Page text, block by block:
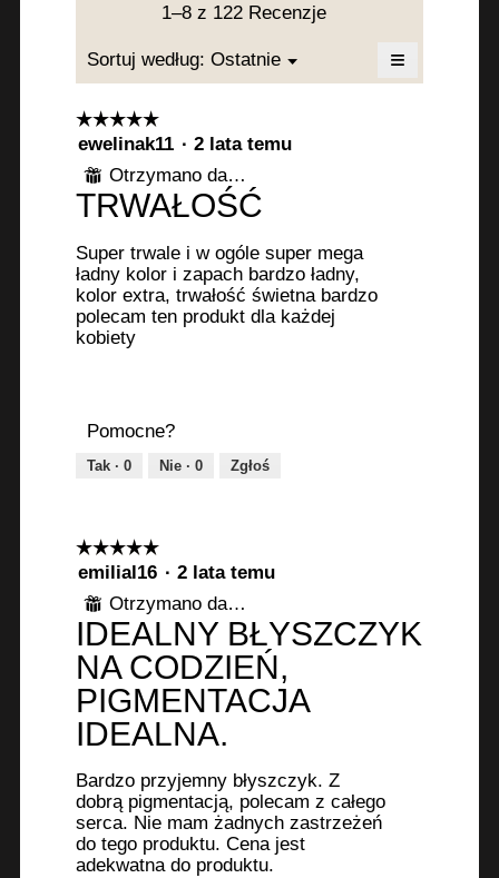
1–8 z 122 Recenzje
Sortuj według: Ostatnie ▼
Menu ≡
Kliknięcie
☆☆☆☆☆
☆☆☆☆☆
5
gwiazdek.
ewelinak11 · 2 lata temu
⊞ Otrzymano darmowy produkt
TRWAŁOŚĆ
Super trwale i w ogóle super mega
ładny kolor i zapach bardzo ładny,
kolor extra, trwałość świetna bardzo
polecam ten produkt dla każdej
kobiety
Pomocne?
Tak · 0 Nie · 0 Zgłoś
☆☆☆☆☆
☆☆☆☆☆
5
gwiazdek.
emilial16 · 2 lata temu
⊞ Otrzymano darmowy produkt
IDEALNY BŁYSZCZYK
NA CODZIEŃ,
PIGMENTACJA
IDEALNA.
Bardzo przyjemny błyszczyk. Z
dobrą pigmentacją, polecam z całego
serca. Nie mam żadnych zastrzeżeń
do tego produktu. Cena jest
adekwatna do produktu.